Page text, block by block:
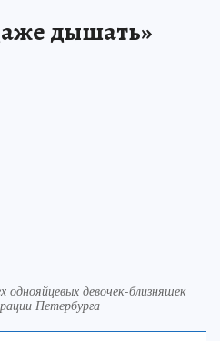
дышать»
девочек-близняшек
Петербурга